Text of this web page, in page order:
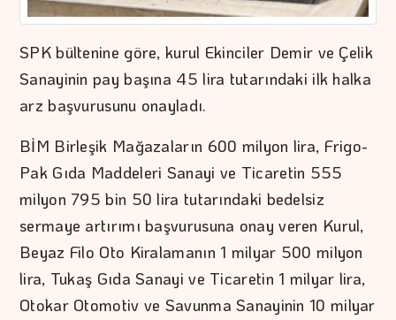
SPK bültenine göre, kurul Ekinciler Demir ve Çelik
Sanayinin pay başına 45 lira tutarındaki ilk halka
arz başvurusunu onayladı.
BİM Birleşik Mağazaların 600 milyon lira, Frigo-
Pak Gıda Maddeleri Sanayi ve Ticaretin 555
milyon 795 bin 50 lira tutarındaki bedelsiz
sermaye artırımı başvurusuna onay veren Kurul,
Beyaz Filo Oto Kiralamanın 1 milyar 500 milyon
lira, Tukaş Gıda Sanayi ve Ticaretin 1 milyar lira,
Otokar Otomotiv ve Savunma Sanayinin 10 milyar